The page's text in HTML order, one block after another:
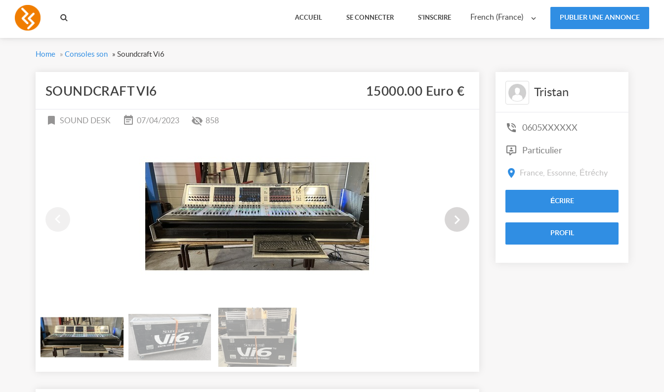
French (France) PUBLIER UNE ANNONCE
ACCUEIL SE CONNECTER S'INSCRIRE
Home » Consoles son » Soundcraft Vi6
SOUNDCRAFT VI6 15000.00 Euro €
SOUND DESK 07/04/2023 858
Tristan
0605XXXXXX
Particulier
France, Essonne, Étréchy
ÉCRIRE
PROFIL